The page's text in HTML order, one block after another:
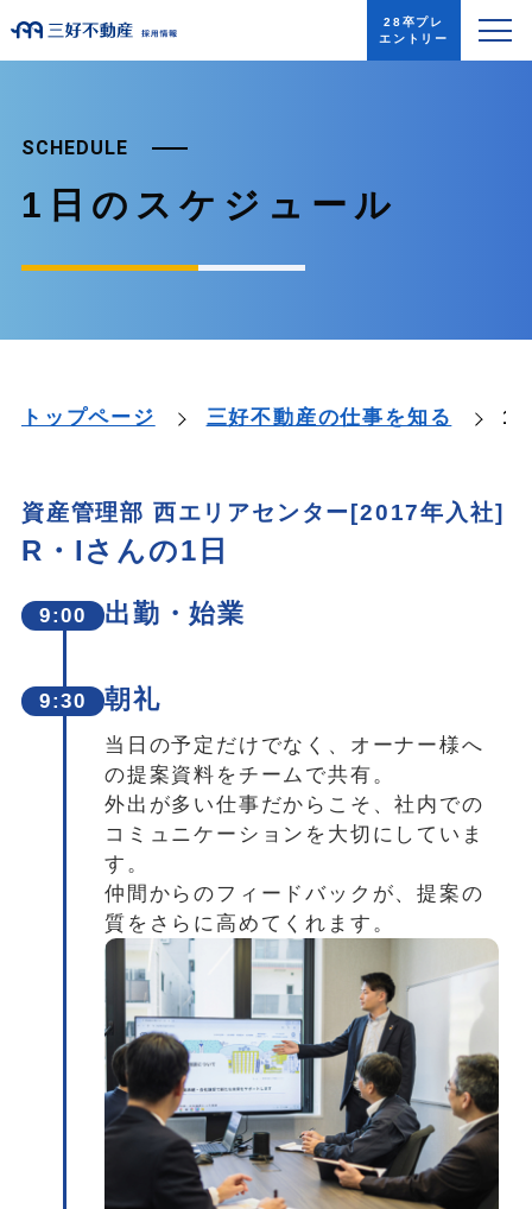
28卒プレ
エントリー
SCHEDULE
1日のスケジュール
トップページ 三好不動産の仕事を知る 1
資産管理部 西エリアセンター[2017年入社]
R・Iさんの1日
9:00 出勤・始業
9:30 朝礼
当日の予定だけでなく、オーナー様へ
の提案資料をチームで共有。
外出が多い仕事だからこそ、社内での
コミュニケーションを大切にしていま
す。
仲間からのフィードバックが、提案の
質をさらに高めてくれます。